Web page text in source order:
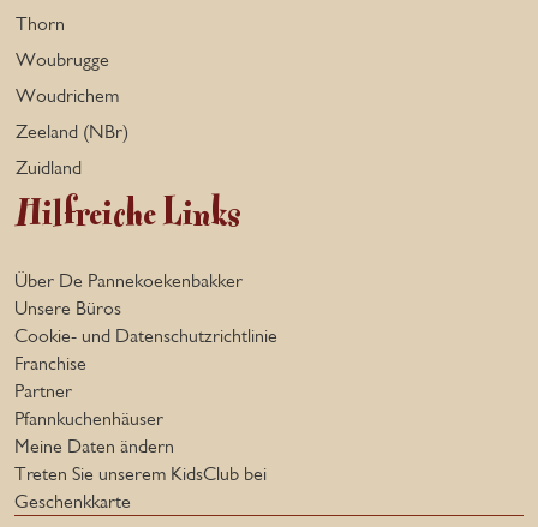
Thorn
Woubrugge
Woudrichem
Zeeland (NBr)
Zuidland
Hilfreiche Links
Über De Pannekoekenbakker
Unsere Büros
Cookie- und Datenschutzrichtlinie
Franchise
Partner
Pfannkuchenhäuser
Meine Daten ändern
Treten Sie unserem KidsClub bei
Geschenkkarte